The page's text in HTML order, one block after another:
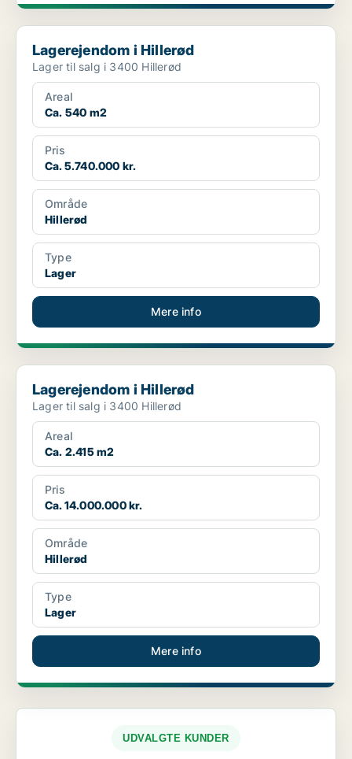
Lagerejendom i Hillerød
Lagerejendom i Hillerød
Lager til salg i 3400 Hillerød
Areal
Ca. 540 m2
Pris
Ca. 5.740.000 kr.
Område
Hillerød
Type
Lager
Mere info
Lagerejendom i Hillerød
Lagerejendom i Hillerød
Lager til salg i 3400 Hillerød
Areal
Ca. 2.415 m2
Pris
Ca. 14.000.000 kr.
Område
Hillerød
Type
Lager
Mere info
UDVALGTE KUNDER